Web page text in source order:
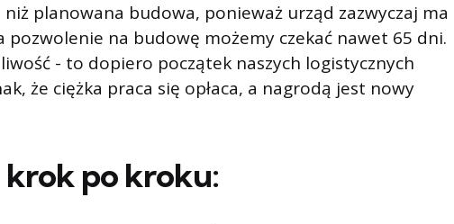
niż planowana budowa, ponieważ urząd zazwyczaj ma
pozwolenie na budowę możemy czekać nawet 65 dni.
- to dopiero początek naszych logistycznych
że ciężka praca się opłaca, a nagrodą jest nowy
po kroku: